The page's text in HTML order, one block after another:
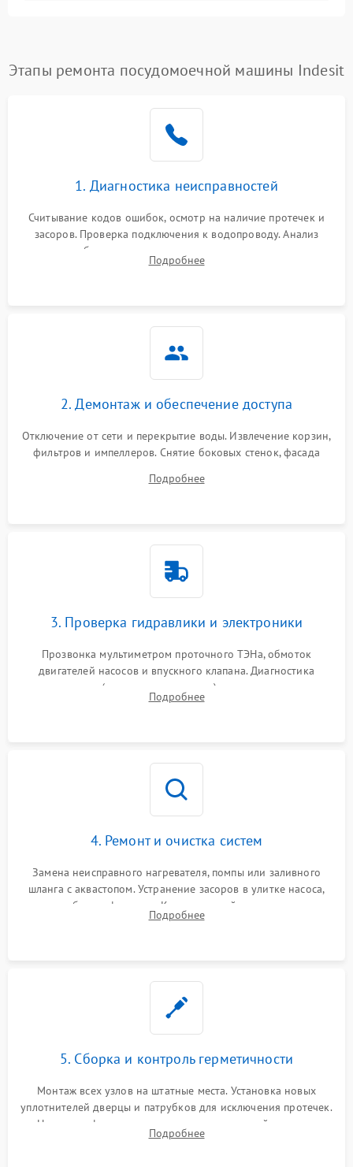
воды
1800 ₽ Подробнее →
Проблемы с
Этапы ремонта посудомоечной машины Indesit
1. Диагностика неисправностей
Считывание кодов ошибок, осмотр на наличие протечек и
засоров. Проверка подключения к водопроводу. Анализ
жалоб на отсутствие слива, нагрева, вращения
разбрызгивателей или срабатывание системы защиты
Подробнее
2. Демонтаж и обеспечение доступа
Отключение от сети и перекрытие воды. Извлечение корзин,
фильтров и импеллеров. Снятие боковых стенок, фасада
циркуляционному насосу, ТЭНу и сливной помпе.
Подробнее
3. Проверка гидравлики и электроники
Прозвонка мультиметром проточного ТЭНа, обмоток
двигателей насосов и впускного клапана. Диагностика
прессостата (датчика уровня воды), датчика мутности,
концевика дверцы и электронного модуля управления.
Подробнее
4. Ремонт и очистка систем
Замена неисправного нагревателя, помпы или заливного
шланга с аквастопом. Устранение засоров в улитке насоса,
патрубках и фильтрах. Компонентный ремонт платы
управления, восстановление поврежденной проводки.
Подробнее
5. Сборка и контроль герметичности
Монтаж всех узлов на штатные места. Установка новых
уплотнителей дверцы и патрубков для исключения протечек.
Надежная фиксация хомутов гидравлической системы,
сборка корпуса и установка датчика поплавка.
Подробнее